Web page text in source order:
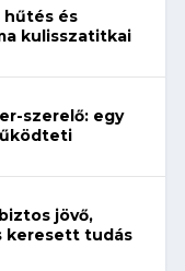
hűtés és
kulisszatitkai
szerelő: egy
jövő,
keresett tudás